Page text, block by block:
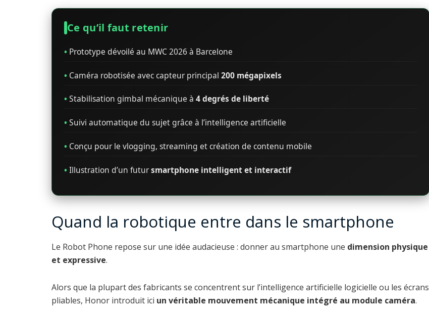
Ce qu’il faut retenir
• Prototype dévoilé au MWC 2026 à Barcelone
• Caméra robotisée avec capteur principal 200 mégapixels
• Stabilisation gimbal mécanique à 4 degrés de liberté
• Suivi automatique du sujet grâce à l’intelligence artificielle
• Conçu pour le vlogging, streaming et création de contenu mobile
• Illustration d’un futursmartphone intelligent et interactif
Quand la robotique entre dans le smartphone
Le Robot Phone repose sur une idée audacieuse : donner au smartphone une dimension physique
et expressive.
Alors que la plupart des fabricants se concentrent sur l’intelligence artificielle logicielle ou les écrans
pliables, Honor introduit ici un véritable mouvement mécanique intégré au module caméra.